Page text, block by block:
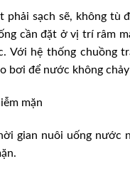
sạch sẽ, không tù
cần đặt ở vị trí râm
Với hệ thống chuồng
bơi để nước không chảy
mặn
gian nuôi uống nước